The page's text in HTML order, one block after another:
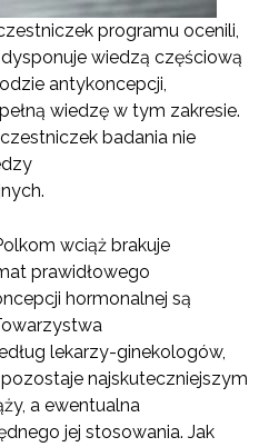
programu ocenili,
wiedzą częściową
antykoncepcji,
wiedzę w tym zakresie.
badania nie
wciąż brakuje
prawidłowego
hormonalnej są
lekarzy-ginekologów,
najskuteczniejszym
a ewentualna
jej stosowania. Jak